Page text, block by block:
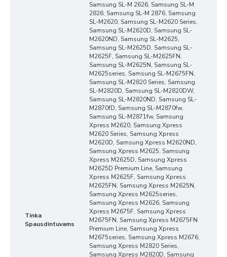
Tinka
Spausdintuvams
Samsung SL-M 2626, Samsung SL-M
2826, Samsung SL-M 2876, Samsung
SL-M2620, Samsung SL-M2620 Series,
Samsung SL-M2620D, Samsung SL-
M2620ND, Samsung SL-M2625,
Samsung SL-M2625D, Samsung SL-
M2625F, Samsung SL-M2625FN,
Samsung SL-M2625N, Samsung SL-
M2625series, Samsung SL-M2675FN,
Samsung SL-M2820 Series, Samsung
SL-M2820D, Samsung SL-M2820DW,
Samsung SL-M2820ND, Samsung SL-
M2870fD, Samsung SL-M2870fw,
Samsung SL-M2871fw, Samsung
Xpress M2620, Samsung Xpress
M2620 Series, Samsung Xpress
M2620D, Samsung Xpress M2620ND,
Samsung Xpress M2625, Samsung
Xpress M2625D, Samsung Xpress
M2625D Premium Line, Samsung
Xpress M2625F, Samsung Xpress
M2625FN, Samsung Xpress M2625N,
Samsung Xpress M2625series,
Samsung Xpress M2626, Samsung
Xpress M2675F, Samsung Xpress
M2675FN, Samsung Xpress M2675FN
Premium Line, Samsung Xpress
M2675series, Samsung Xpress M2676,
Samsung Xpress M2820 Series,
Samsung Xpress M2820D, Samsung